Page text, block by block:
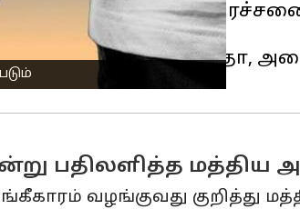
எதிர்கொள்ளும் பல
ஜெனரல் துஷார் மேத்தா,
பதிலளித்த மத்திய
வழங்குவது குறித்து